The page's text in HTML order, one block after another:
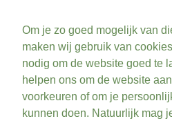
Om je zo goed mogelijk van
maken wij gebruik van
nodig om de website goed te
helpen ons om de website
voorkeuren of om je
kunnen doen. Natuurlijk mag